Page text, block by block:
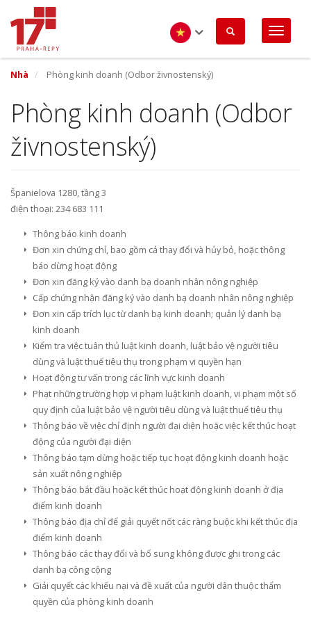
đến
dung
Vietnamese
Nhà
Phòng kinh doanh (Odbor živnostenský)
Phòng kinh doanh (Odbor
živnostenský)
Španielova 1280, tầng 3
điện thoại: 234 683 111
Thông báo kinh doanh
Đơn xin chứng chỉ, bao gồm cả thay đổi và hủy bỏ, hoặc thông
báo dừng hoạt động
Đơn xin đăng ký vào danh bạ doanh nhân nông nghiệp
Cấp chứng nhận đăng ký vào danh bạ doanh nhân nông nghiệp
Đơn xin cấp trích lục từ danh bạ kinh doanh; quản lý danh bạ
kinh doanh
Kiểm tra việc tuân thủ luật kinh doanh, luật bảo vệ người tiêu
dùng và luật thuế tiêu thụ trong phạm vi quyền hạn
Hoạt động tư vấn trong các lĩnh vực kinh doanh
Phạt những trường hợp vi phạm luật kinh doanh, vi phạm một số
quy định của luật bảo vệ người tiêu dùng và luật thuế tiêu thụ
Thông báo về việc chỉ định người đại diện hoặc việc kết thúc hoạt
động của người đại diện
Thông báo tạm dừng hoặc tiếp tục hoạt động kinh doanh hoặc
sản xuất nông nghiệp
Thông báo bắt đầu hoặc kết thúc hoạt động kinh doanh ở địa
điểm kinh doanh
Thông báo địa chỉ để giải quyết nốt các ràng buộc khi kết thúc địa
điểm kinh doanh
Thông báo các thay đổi và bổ sung không được ghi trong các
danh bạ công cộng
Giải quyết các khiếu nại và đề xuất của người dân thuộc thẩm
quyền của phòng kinh doanh